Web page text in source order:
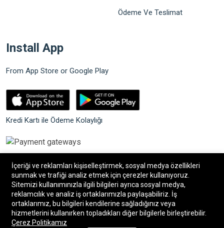
Ödeme Ve Teslimat
Install App
From App Store or Google Play
Kredi Kartı ile Ödeme Kolaylığı
©2026 Bilgin Güvenlik Sistemleri. Tüm hakları saklıdır.
Bilişim34®|
İçeriği ve reklamları kişiselleştirmek, sosyal medya özellikleri
sunmak ve trafiği analiz etmek için çerezler kullanıyoruz.
Sitemizi kullanımınızla ilgili bilgileri ayrıca sosyal medya,
reklamcılık ve analiz iş ortaklarımızla paylaşabiliriz. İş
ortaklarımız, bu bilgileri kendilerine sağladığınız veya
hizmetlerini kullanırken topladıkları diğer bilgilerle birleştirebilir.
Çerez Politikamız